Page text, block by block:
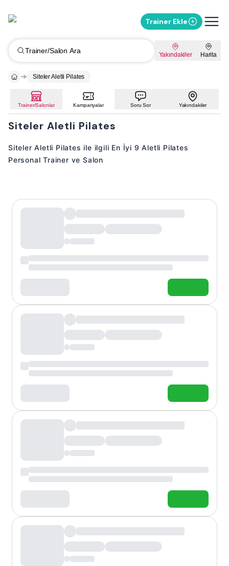
Trainer Ekle
Trainer/Salon Ara Yakındakiler Harita
Siteler Aletli Pilates
Trainer/Salonlar Kampanyalar Soru Sor Yakındakiler
Siteler Aletli Pilates
Siteler Aletli Pilates ile ilgili En İyi 9 Aletli Pilates
Personal Trainer ve Salon